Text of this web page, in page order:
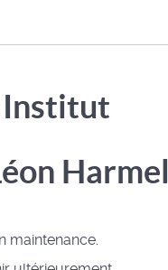
Institut
Harmel
maintenance.